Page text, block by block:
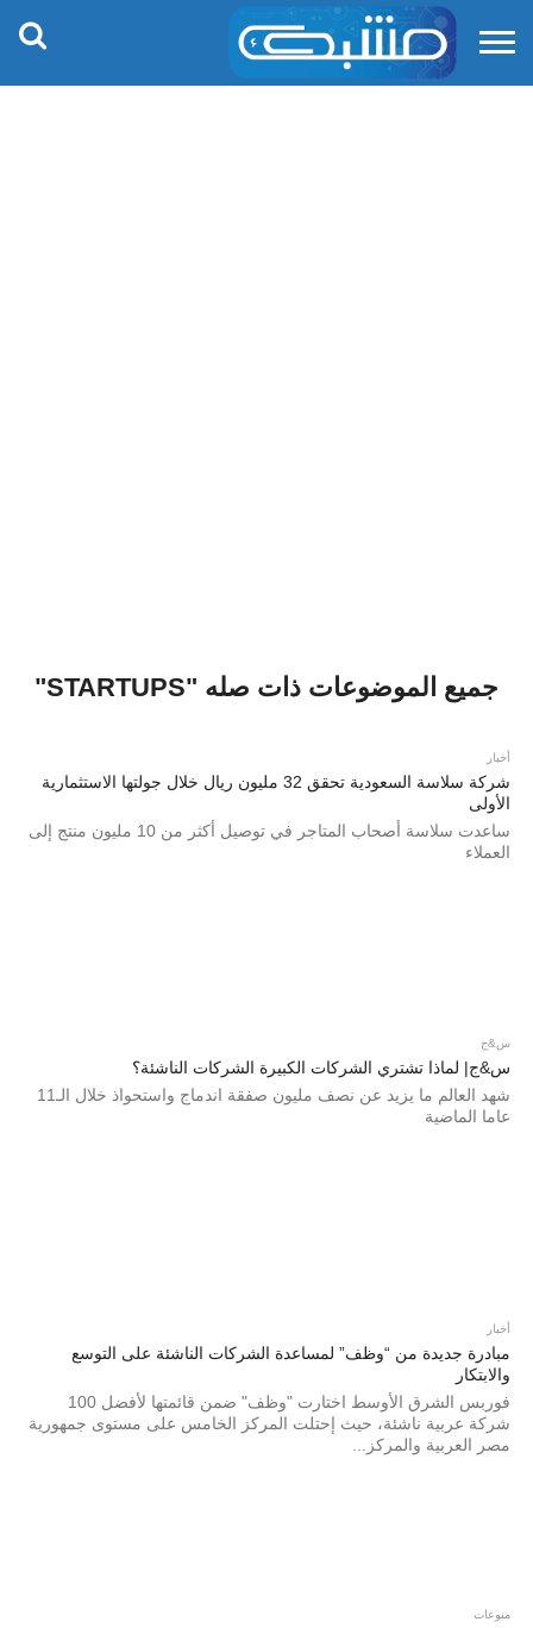
جميع الموضوعات ذات صله "STARTUPS"
أخبار
شركة سلاسة السعودية تحقق 32 مليون ريال خلال جولتها الاستثمارية
الأولى
ساعدت سلاسة أصحاب المتاجر في توصيل أكثر من 10 مليون منتج إلى
العملاء
س&ج
س&ج| لماذا تشتري الشركات الكبيرة الشركات الناشئة؟
شهد العالم ما يزيد عن نصف مليون صفقة اندماج واستحواذ خلال الـ11
عاما الماضية
أخبار
مبادرة جديدة من “وظف” لمساعدة الشركات الناشئة على التوسع
والابتكار
فوربس الشرق الأوسط اختارت "وظف" ضمن قائمتها لأفضل 100
شركة عربية ناشئة، حيث إحتلت المركز الخامس على مستوى جمهورية
مصر العربية والمركز...
منوعات